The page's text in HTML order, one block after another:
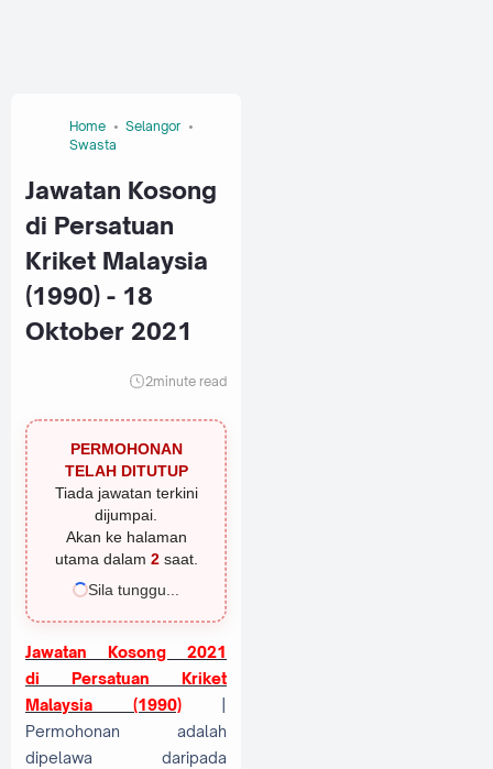
Home
Selangor
Swasta
Jawatan Kosong
di Persatuan
Kriket Malaysia
(1990) - 18
Oktober 2021
2minute read
PERMOHONAN
TELAH DITUTUP
Tiada jawatan terkini
dijumpai.
Akan ke halaman
utama dalam 1saat.
Sila tunggu...
Jawatan Kosong 2021
di Persatuan Kriket
Malaysia (1990)
Permohonan adalah
dipelawa daripada